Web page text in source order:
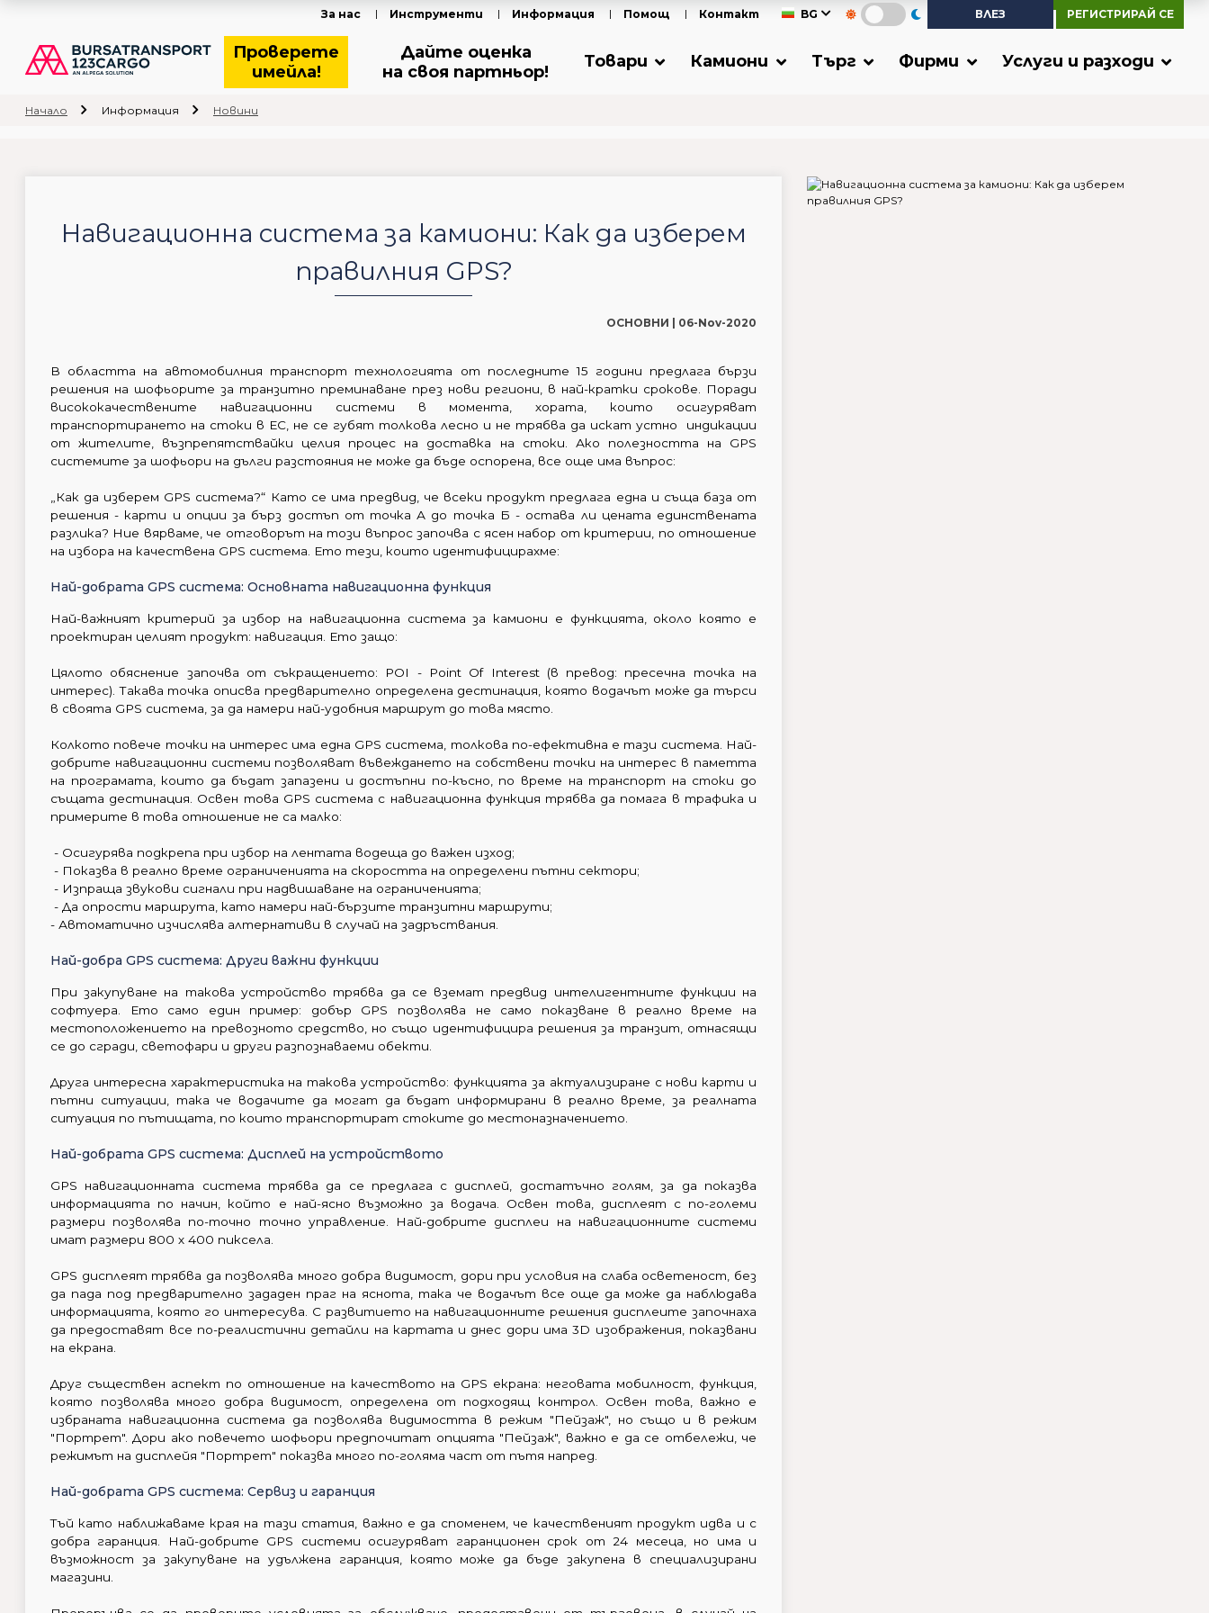
ВЛЕЗ
РЕГИСТРИРАЙ СЕ
BG
За нас Инструменти Информация Помощ Контакт
Проверете
имейла!
Дайте оценка
на своя партньор!
Товари Камиони Търг Фирми Услуги и разходи
Начало Информация Новини
Навигационна система за камиони: Как да изберем
правилния GPS?
ОСНОВНИ | 06-Nov-2020
В областта на автомобилния транспорт технологията от последните 15 години предлага бързи
решения на шофьорите за транзитно преминаване през нови региони, в най-кратки срокове. Поради
висококачествените навигационни системи в момента, хората, които осигуряват
транспортирането на стоки в ЕС, не се губят толкова лесно и не трябва да искат устно индикации
от жителите, възпрепятствайки целия процес на доставка на стоки. Ако полезността на GPS
системите за шофьори на дълги разстояния не може да бъде оспорена, все още има въпрос:
„Как да изберем GPS система?“ Като се има предвид, че всеки продукт предлага една и съща база от
решения - карти и опции за бърз достъп от точка А до точка Б - остава ли цената единствената
разлика? Ние вярваме, че отговорът на този въпрос започва с ясен набор от критерии, по отношение
на избора на качествена GPS система. Ето тези, които идентифицирахме:
Най-добрата GPS система: Основната навигационна функция
Най-важният критерий за избор на навигационна система за камиони е функцията, около която е
проектиран целият продукт: навигация. Ето защо:
Цялото обяснение започва от съкращението: POI - Point Of Interest (в превод: пресечна точка на
интерес). Такава точка описва предварително определена дестинация, която водачът може да търси
в своята GPS система, за да намери най-удобния маршрут до това място.
Колкото повече точки на интерес има една GPS система, толкова по-ефективна е тази система. Най-
добрите навигационни системи позволяват въвеждането на собствени точки на интерес в паметта
на програмата, които да бъдат запазени и достъпни по-късно, по време на транспорт на стоки до
същата дестинация. Освен това GPS система с навигационна функция трябва да помага в трафика и
примерите в това отношение не са малко:
- Осигурява подкрепа при избор на лентата водеща до важен изход;
- Показва в реално време ограниченията на скоростта на определени пътни сектори;
- Изпраща звукови сигнали при надвишаване на ограниченията;
- Да опрости маршрута, като намери най-бързите транзитни маршрути;
- Автоматично изчислява алтернативи в случай на задръствания.
Най-добра GPS система: Други важни функции
При закупуване на такова устройство трябва да се вземат предвид интелигентните функции на
софтуера. Ето само един пример: добър GPS позволява не само показване в реално време на
местоположението на превозното средство, но също идентифицира решения за транзит, отнасящи
се до сгради, светофари и други разпознаваеми обекти.
Друга интересна характеристика на такова устройство: функцията за актуализиране с нови карти и
пътни ситуации, така че водачите да могат да бъдат информирани в реално време, за реалната
ситуация по пътищата, по които транспортират стоките до местоназначението.
Най-добрата GPS система: Дисплей на устройството
GPS навигационната система трябва да се предлага с дисплей, достатъчно голям, за да показва
информацията по начин, който е най-ясно възможно за водача. Освен това, дисплеят с по-големи
размери позволява по-точно точно управление. Най-добрите дисплеи на навигационните системи
имат размери 800 х 400 пиксела.
GPS дисплеят трябва да позволява много добра видимост, дори при условия на слаба осветеност, без
да пада под предварително зададен праг на яснота, така че водачът все още да може да наблюдава
информацията, която го интересува. С развитието на навигационните решения дисплеите започнаха
да предоставят все по-реалистични детайли на картата и днес дори има 3D изображения, показвани
на екрана.
Друг съществен аспект по отношение на качеството на GPS екрана: неговата мобилност, функция,
която позволява много добра видимост, определена от подходящ контрол. Освен това, важно е
избраната навигационна система да позволява видимостта в режим "Пейзаж", но също и в режим
"Портрет". Дори ако повечето шофьори предпочитат опцията "Пейзаж", важно е да се отбележи, че
режимът на дисплейя "Портрет" показва много по-голяма част от пътя напред.
Най-добрата GPS система: Сервиз и гаранция
Тъй като наближаваме края на тази статия, важно е да споменем, че качественият продукт идва и с
добра гаранция. Най-добрите GPS системи осигуряват гаранционен срок от 24 месеца, но има и
възможност за закупуване на удължена гаранция, която може да бъде закупена в специализирани
магазини.